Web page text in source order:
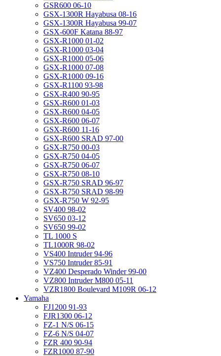
GSR600 06-10
GSX-1300R Hayabusa 08-16
GSX-1300R Hayabusa 99-07
GSX-600F Katana 88-97
GSX-R1000 01-02
GSX-R1000 03-04
GSX-R1000 05-06
GSX-R1000 07-08
GSX-R1000 09-16
GSX-R1100 93-98
GSX-R400 90-95
GSX-R600 01-03
GSX-R600 04-05
GSX-R600 06-07
GSX-R600 11-16
GSX-R600 SRAD 97-00
GSX-R750 00-03
GSX-R750 04-05
GSX-R750 06-07
GSX-R750 08-10
GSX-R750 SRAD 96-97
GSX-R750 SRAD 98-99
GSX-R750 W 92-95
SV400 98-02
SV650 03-12
SV650 99-02
TL 1000 S
TL1000R 98-02
VS400 Intruder 94-96
VS750 Intruder 85-91
VZ400 Desperado Winder 99-00
VZ800 Intruder M800 05-11
VZR1800 Boulevard M109R 06-12
Yamaha
FJ1200 91-93
FJR1300 06-12
FZ-1 N/S 06-15
FZ-6 N/S 04-07
FZR 400 90-94
FZR1000 87-90